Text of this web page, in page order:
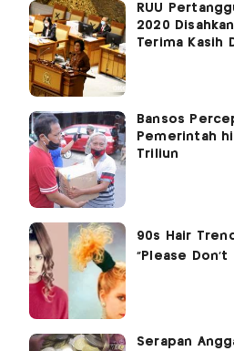
RUU
2020
Terima Kasih
Bansos
Pemerintah
Triliun
Serapan